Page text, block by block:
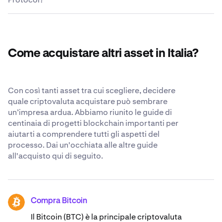
modo rapido e semplice. Per un elenco completo delle
coppie per il trading, visita ilCentro di supporto di
Kraken. Anche se riteniamo che il posto più sicuro per le
tue crypto sia il tuo wallet personale, ci impegniamo
di più sui nostri
standard di sicurezza riconosciuti a
livello mondiale.
Come acquistare altri asset in Italia?
Con così tanti asset tra cui scegliere, decidere
quale criptovaluta acquistare può sembrare
un’impresa ardua. Abbiamo riunito le guide di
centinaia di progetti blockchain importanti per
aiutarti a comprendere tutti gli aspetti del
processo. Dai un'occhiata alle altre guide
all'acquisto qui di seguito.
BTC Compra Bitcoin
Il Bitcoin (BTC) è la principale criptovaluta